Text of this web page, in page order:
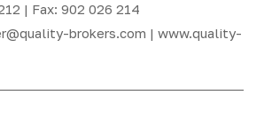
| Fax: 902 026 214
brokers.com | www.quality-